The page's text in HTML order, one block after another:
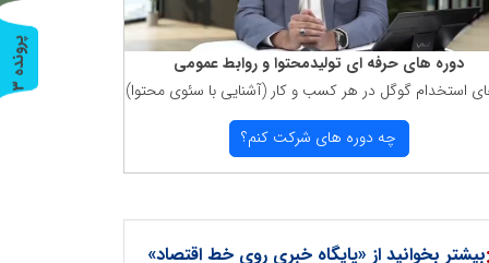
دوره های حرفه ای تولیدمحتوا و روابط عمومی
استخدام گوگل در هر كسب و كار (آشنایی با سئوی محتوا)
چه دوره های شركت كنم؟
بیشتر بخوانید از «پایگاه خبری روی خط اقتصاد»
پ
ر
و
ن
د
ه
3